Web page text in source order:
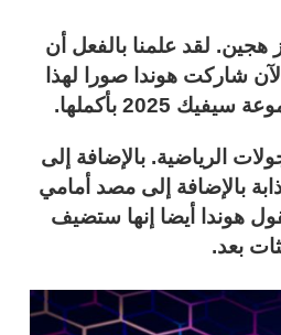
في ذلك إضافة طراز هجين. لقد علمنا بالفعل أن
شاركت هوندا صورا لهذا
بأكملها.
هايبرد سيدان 2025 في تقليم الجولات الرياضية. بالإضافة إلى
بالإضافة إلى مصد أمامي
هوندا أيضا إنها ستضيف